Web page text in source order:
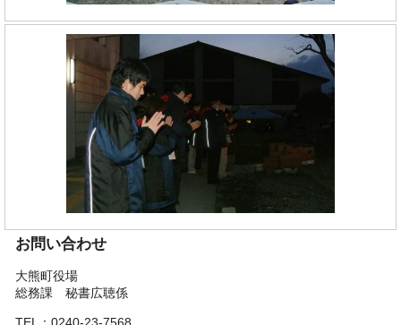
お問い合わせ
大熊町役場
総務課 秘書広聴係